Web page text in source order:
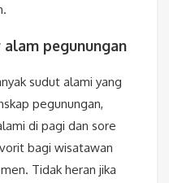
pegunungan
sudut alami yang
pegunungan,
di pagi dan sore
bagi wisatawan
Tidak heran jika